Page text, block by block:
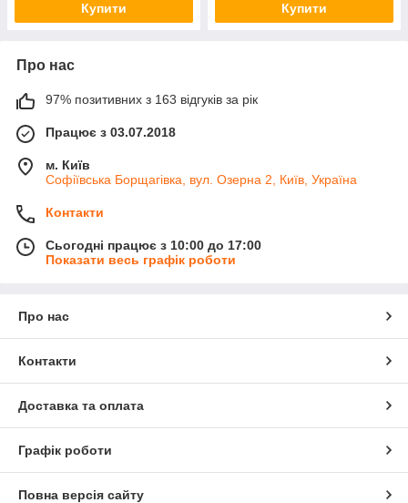
Купити Купити
Про нас
97% позитивних з 163 відгуків за рік
Працює з 03.07.2018
м. Київ
Софіївська Борщагівка, вул. Озерна 2, Київ, Україна
Контакти
Сьогодні працює з 10:00 до 17:00
Показати весь графік роботи
Про нас
Контакти
Доставка та оплата
Графік роботи
Повна версія сайту